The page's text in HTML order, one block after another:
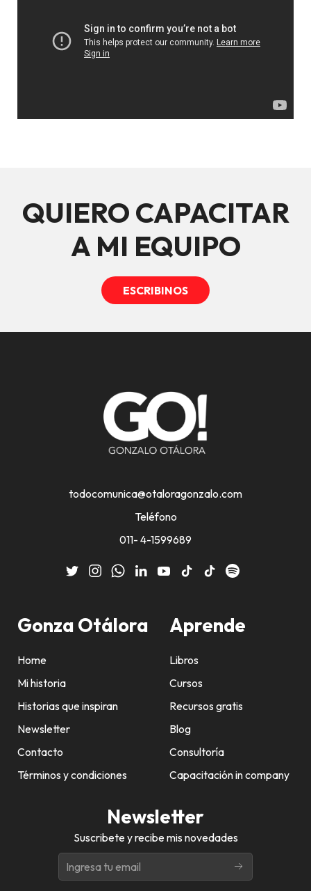
QUIERO CAPACITAR
A MI EQUIPO
ESCRIBINOS
todocomunica@otaloragonzalo.com
Teléfono
011- 4-1599689
Gonza Otálora
Home
Mi historia
Historias que inspiran
Newsletter
Contacto
Términos y condiciones
Aprende
Libros
Cursos
Recursos gratis
Blog
Consultoría
Capacitación in company
Newsletter
Suscribete y recibe mis novedades